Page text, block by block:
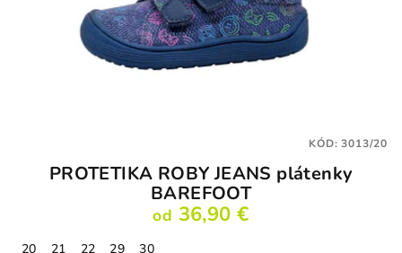
PROTETIKA ROBY JEANS plátenky
BAREFOOT
od 36,90 €
20 21 22 29
30
KÓD:3013/20